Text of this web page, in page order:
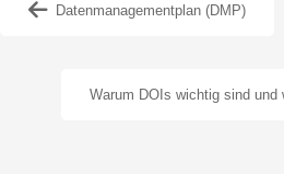
Datenmanagementplan (DMP)
Warum DOIs wichtig sind und